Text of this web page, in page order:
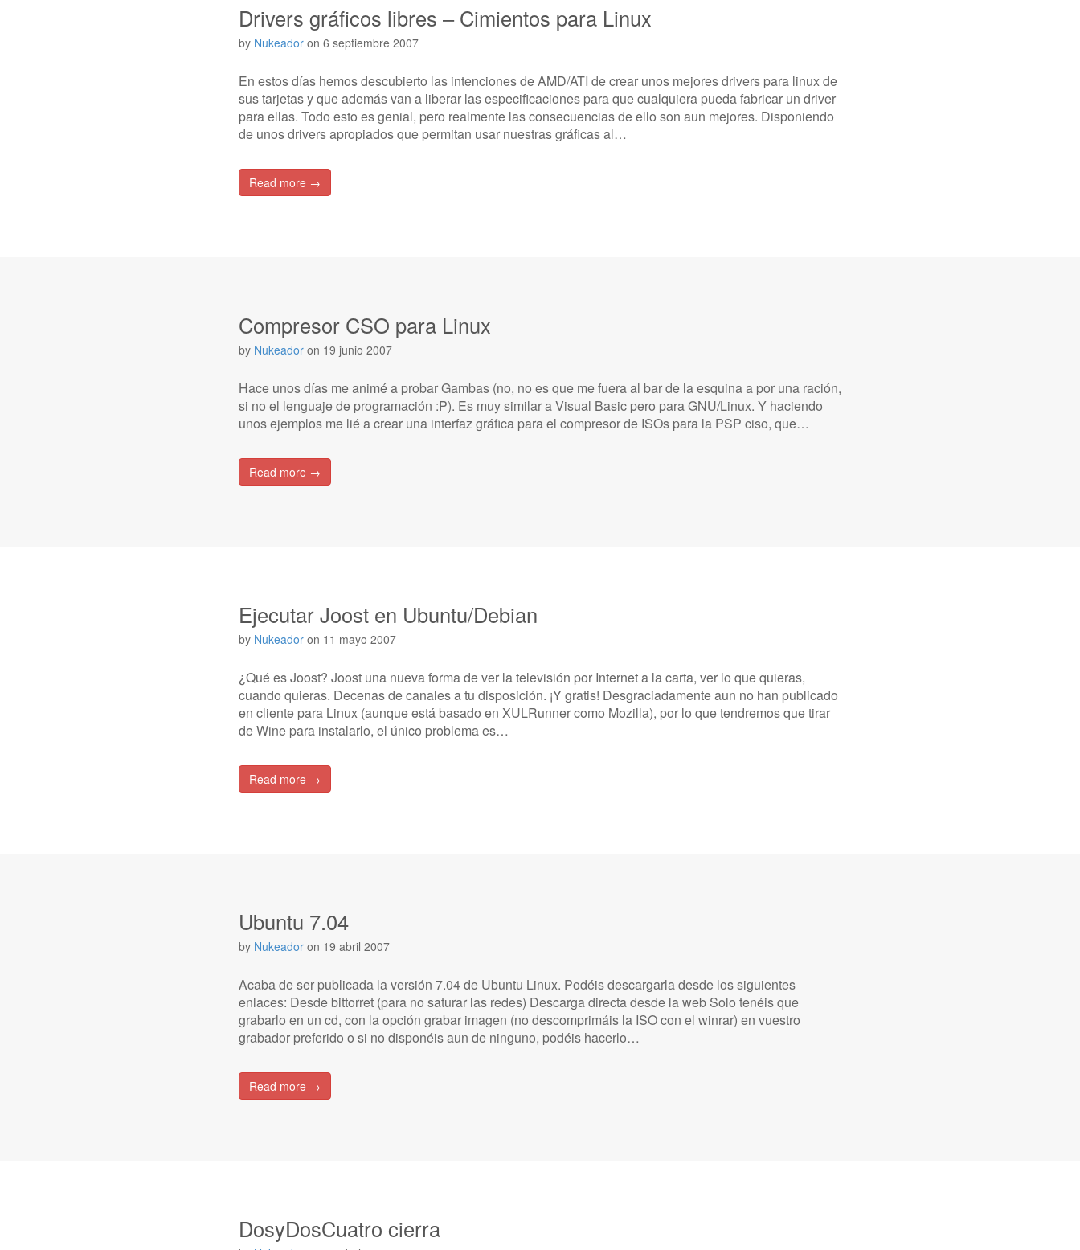
Drivers gráficos libres – Cimientos para Linux
by Nukeador on 6 septiembre 2007
En estos días hemos descubierto las intenciones de AMD/ATI de crear unos mejores drivers para linux de
sus tarjetas y que además van a liberar las especificaciones para que cualquiera pueda fabricar un driver
para ellas. Todo esto es genial, pero realmente las consecuencias de ello son aun mejores. Disponiendo
de unos drivers apropiados que permitan usar nuestras gráficas al…
Read more →
Compresor CSO para Linux
by Nukeador on 19 junio 2007
Hace unos días me animé a probar Gambas (no, no es que me fuera al bar de la esquina a por una ración,
si no el lenguaje de programación :P). Es muy similar a Visual Basic pero para GNU/Linux. Y haciendo
unos ejemplos me lié a crear una interfaz gráfica para el compresor de ISOs para la PSP ciso, que…
Read more →
Ejecutar Joost en Ubuntu/Debian
by Nukeador on 11 mayo 2007
¿Qué es Joost? Joost una nueva forma de ver la televisión por Internet a la carta, ver lo que quieras,
cuando quieras. Decenas de canales a tu disposición. ¡Y gratis! Desgraciadamente aun no han publicado
en cliente para Linux (aunque está basado en XULRunner como Mozilla), por lo que tendremos que tirar
de Wine para instalarlo, el único problema es…
Read more →
Ubuntu 7.04
by Nukeador on 19 abril 2007
Acaba de ser publicada la versión 7.04 de Ubuntu Linux. Podéis descargarla desde los siguientes
enlaces: Desde bittorret (para no saturar las redes) Descarga directa desde la web Solo tenéis que
grabarlo en un cd, con la opción grabar imagen (no descomprimáis la ISO con el winrar) en vuestro
grabador preferido o si no disponéis aun de ninguno, podéis hacerlo…
Read more →
DosyDosCuatro cierra